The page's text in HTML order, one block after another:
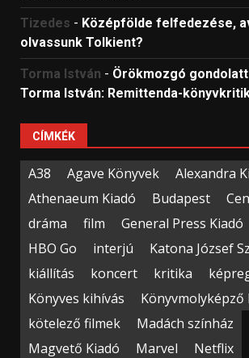
Tizedes - Középfölde felfedezése,
olvassunk Tolkient?
Torma István - Örökmozgó
Torma István: Remittenda-
CÍMKÉK
A38 Agave Könyvek
Alexandra
Athenaeum Kiadó
Budapest
dráma
film General Press Kiadó
HBO Go
interjú
Katona József
kiállítás
koncert kritika
Könyves kihívás
Könyvmolyképző
kötelező filmek
Madách színház
Magvető Kiadó
Marvel
Netflix